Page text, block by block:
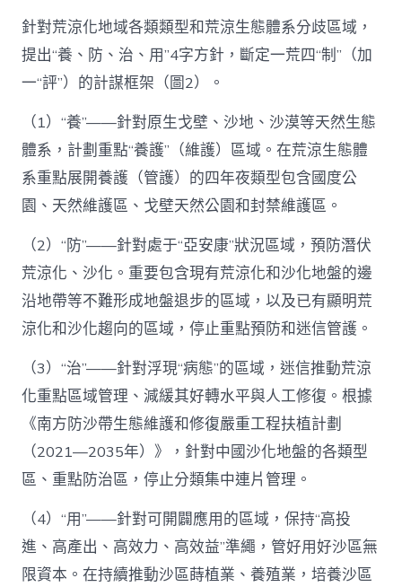
針對荒涼化地域各類類型和荒涼生態體系分歧區域，
提出“養、防、治、用”4字方針，斷定一荒四“制”（加
一“評”）的計謀框架（圖2）。
（1）“養”——針對原生戈壁、沙地、沙漠等天然生態
體系，計劃重點“養護”（維護）區域。在荒涼生態體
系重點展開養護（管護）的四年夜類型包含國度公
園、天然維護區、戈壁天然公園和封禁維護區。
（2）“防”——針對處于“亞安康”狀況區域，預防潛伏
荒涼化、沙化。重要包含現有荒涼化和沙化地盤的邊
沿地帶等不難形成地盤退步的區域，以及已有顯明荒
涼化和沙化趨向的區域，停止重點預防和迷信管護。
（3）“治”——針對浮現“病態”的區域，迷信推動荒涼
化重點區域管理、減緩其好轉水平與人工修復。根據
《南方防沙帶生態維護和修復嚴重工程扶植計劃
（2021—2035年）》，針對中國沙化地盤的各類型
區、重點防治區，停止分類集中連片管理。
（4）“用”——針對可開闢應用的區域，保持“高投
進、高產出、高效力、高效益”準繩，管好用好沙區無
限資本。在持續推動沙區蒔植業、養殖業，培養沙區